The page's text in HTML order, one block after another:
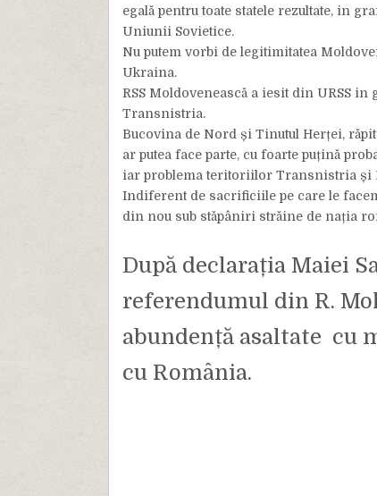
egală pentru toate statele rezultate, in
Uniunii Sovietice.
Nu putem vorbi de legitimitatea
Ukraina.
RSS Moldovenească a iesit din URSS
Transnistria.
Bucovina de Nord și Tinutul Herței,
ar putea face parte, cu foarte puțină
iar problema teritoriilor Transnistria și
Indiferent de sacrificiile pe care le
din nou sub stăpâniri străine de nația
După declarația Maiei
referendumul din R.
abundență asaltate cu
cu România.